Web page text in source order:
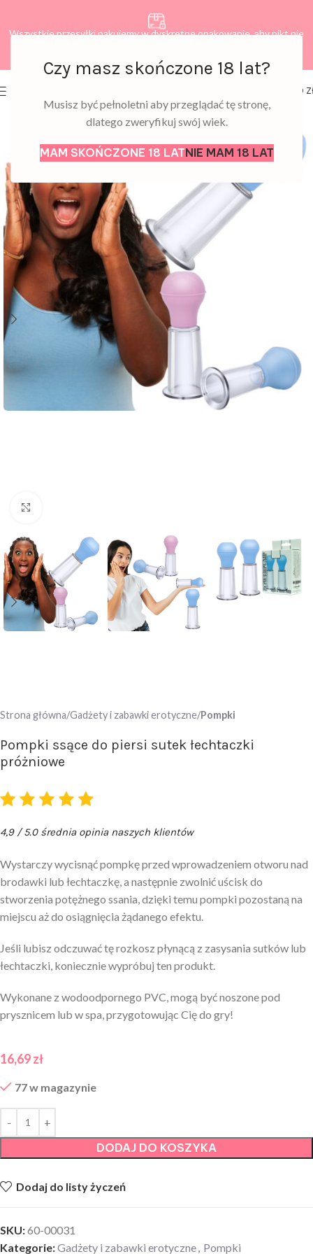
Czy masz skończone 18 lat?
Musisz być pełnoletni aby przeglądać tę stronę,
dlatego zweryfikuj swój wiek.
MAM SKOŃCZONE 18 LATNIE MAM 18 LAT
Wszystkie przesyłki pakujemy w dyskretne opakowanie, aby nikt nie
0,00
Strona główna Gadżety i zabawki erotyczne Pompki
Pompki ssące do piersi sutek łechtaczki
próżniowe
4,9 / 5.0 średnia opinia naszych klientów
Wystarczy wycisnąć pompkę przed wprowadzeniem otworu nad
brodawki lub łechtaczkę, a następnie zwolnić uścisk do
stworzenia potężnego ssania, dzięki temu pompki pozostaną na
miejscu aż do osiągnięcia żądanego efektu.
Jeśli lubisz odczuwać tę rozkosz płynącą z zasysania sutków lub
łechtaczki, koniecznie wypróbuj ten produkt.
Wykonane z wodoodpornego PVC, mogą być noszone pod
prysznicem lub w spa, przygotowując Cię do gry!
16,69zł
77 w magazynie
DODAJ DO KOSZYKA
Dodaj do listy życzeń
SKU:60-00031
Kategorie:Gadżety i zabawki erotyczne, Pompki